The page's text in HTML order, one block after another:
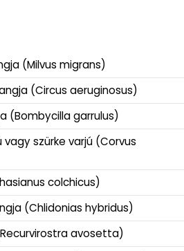
(Milvus migrans)
(Circus aeruginosus)
(Bombycilla garrulus)
szürke varjú (Corvus
colchicus)
(Chlidonias hybridus)
avosetta)